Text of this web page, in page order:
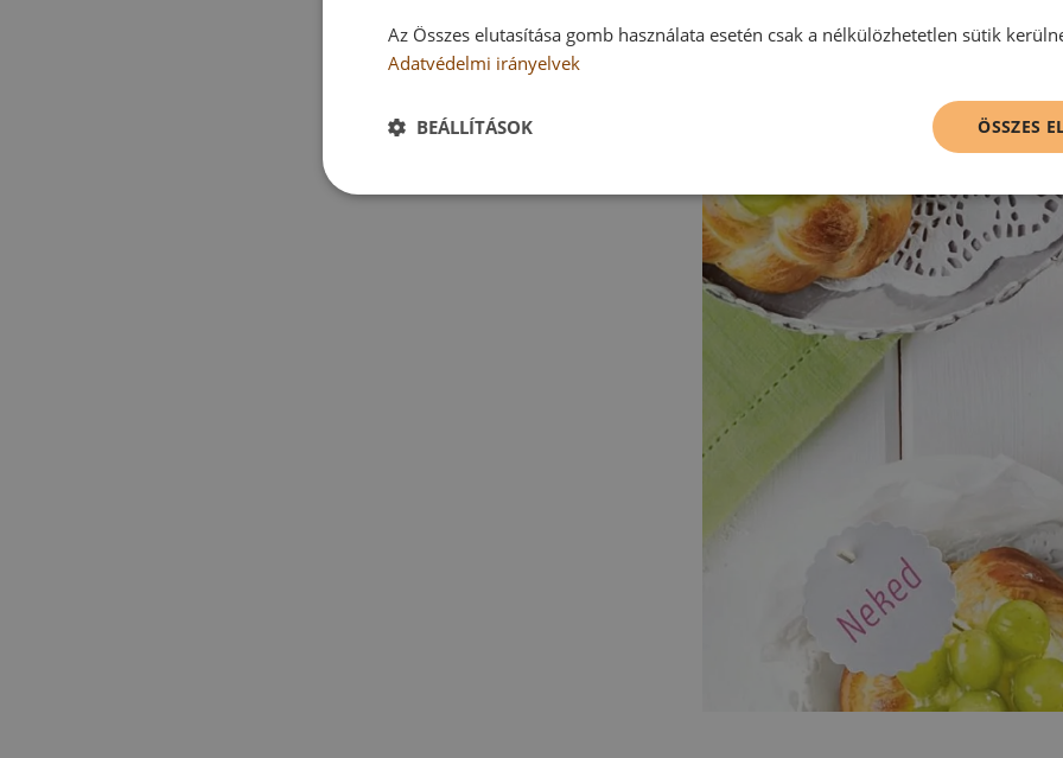
A süteményt tejszínhabbal is
Az Összes elutasítása gomb használata esetén csak a nélkülözhetetlen sütik
Adatvédelmi irányelvek
ÖSSZES
BEÁLLÍTÁSOK